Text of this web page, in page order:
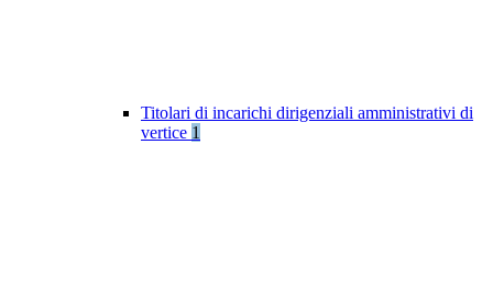
Titolari di incarichi dirigenziali amministrativi di
vertice 1